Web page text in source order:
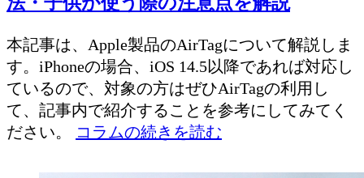
本記事は、Apple製品のAirTagについて解説しま
す。iPhoneの場合、iOS 14.5以降であれば対応し
ているので、対象の方はぜひAirTagの利用し
て、記事内で紹介することを参考にしてみてく
ださい。
コラムの続きを読む